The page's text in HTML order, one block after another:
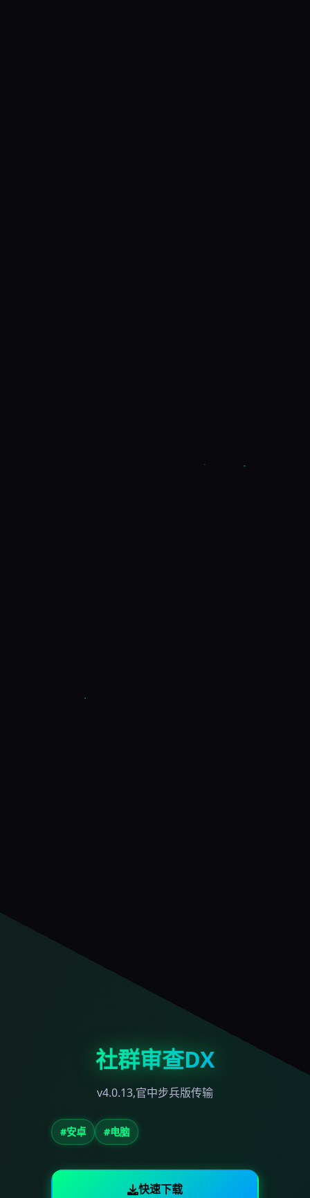
社群审查DX
v4.0.13,官中步兵版传输
#安卓 #电脑
快速下载